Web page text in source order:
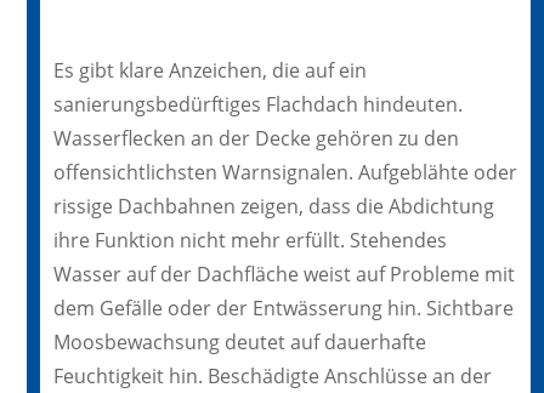
Es gibt klare Anzeichen, die auf ein
sanierungsbedürftiges Flachdach hindeuten.
Wasserflecken an der Decke gehören zu den
offensichtlichsten Warnsignalen. Aufgeblähte oder
rissige Dachbahnen zeigen, dass die Abdichtung
ihre Funktion nicht mehr erfüllt. Stehendes
Wasser auf der Dachfläche weist auf Probleme mit
dem Gefälle oder der Entwässerung hin. Sichtbare
Moosbewachsung deutet auf dauerhafte
Feuchtigkeit hin. Beschädigte Anschlüsse an der